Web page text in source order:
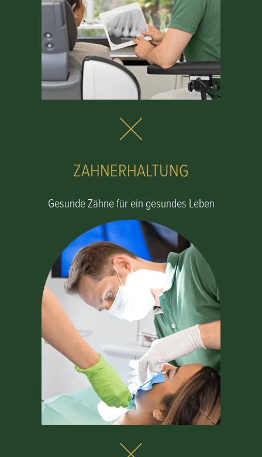
ZAHNERHALTUNG
Gesunde Zähne für ein gesundes Leben